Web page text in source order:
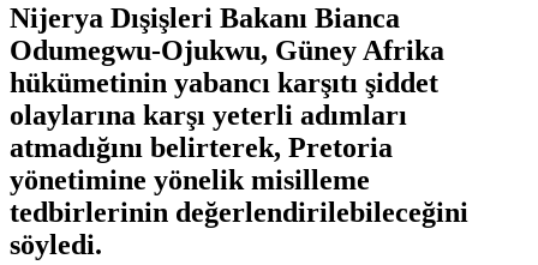
Nijerya Dışişleri Bakanı Bianca
Odumegwu-Ojukwu, Güney Afrika
hükümetinin yabancı karşıtı şiddet
olaylarına karşı yeterli adımları
atmadığını belirterek, Pretoria
yönetimine yönelik misilleme
tedbirlerinin değerlendirilebileceğini
söyledi.